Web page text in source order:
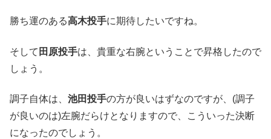
勝ち運のある高木投手に期待したいですね。
そして 田原投手は、貴重な右腕ということで昇格したので
しょう。
調子自体は、 池田投手の方が良いはずなのですが、(調子
が良いのは)左腕だらけとなりますので、こういった決断
になったのでしょう。